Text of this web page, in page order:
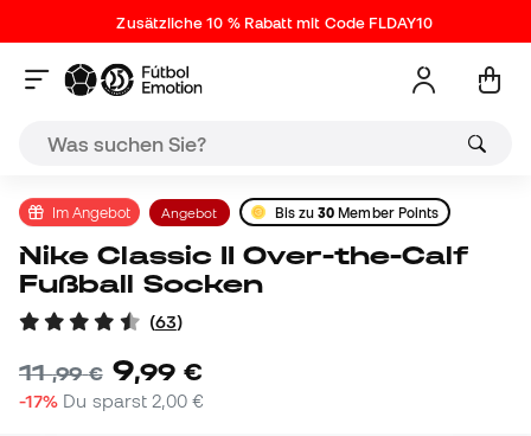
Zusätzliche 10 % Rabatt mit Code FLDAY10
Im Angebot Angebot Bis zu30 Member Points
Nike Classic II Over-the-Calf
Fußball Socken
(63)
11,99 € 9,99 €
-17% Du sparst 2,00 €